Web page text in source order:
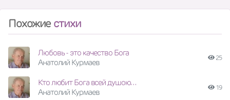
Похожие стихи
Любовь - это качество Бога
Анатолий Курмаев
25
Кто любит Бога всей душою…
Анатолий Курмаев
19